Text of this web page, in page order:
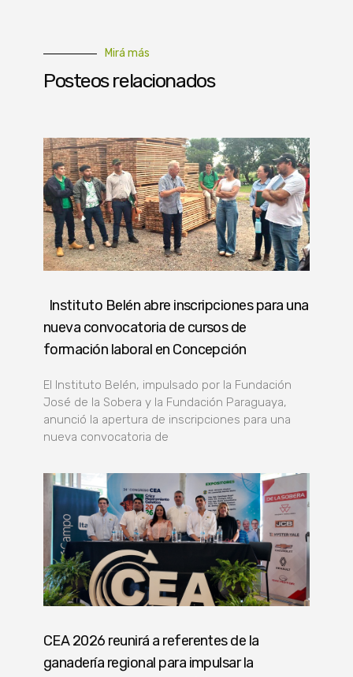
Mirá más
Posteos relacionados
Instituto Belén abre inscripciones para una
nueva convocatoria de cursos de
formación laboral en Concepción
El Instituto Belén, impulsado por la Fundación
José de la Sobera y la Fundación Paraguaya,
anunció la apertura de inscripciones para una
nueva convocatoria de
CEA 2026 reunirá a referentes de la
ganadería regional para impulsar la